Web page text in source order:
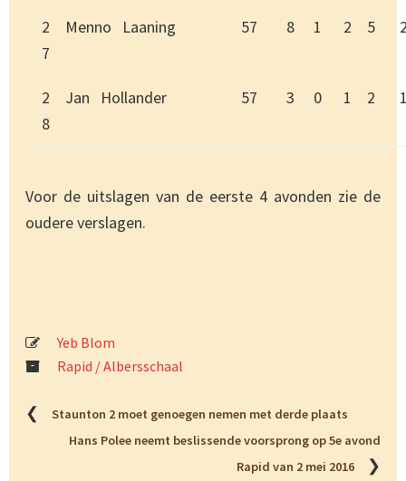
2
7
Menno Laaning 57 8 1 2 5
2
8
Jan Hollander 57 3 0 1 2
Voor de uitslagen van de eerste 4 avonden zie de
oudere verslagen.
Yeb Blom
Rapid / Albersschaal
❮
Staunton 2 moet genoegen nemen met derde plaats
Hans Polee neemt beslissende voorsprong op 5e avond
Rapid van 2 mei 2016
❯